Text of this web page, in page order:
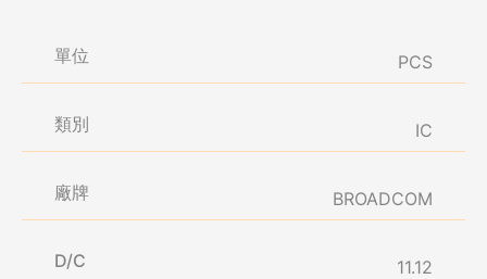
單位 PCS
類別 IC
廠牌 BROADCOM
D/C 11.12